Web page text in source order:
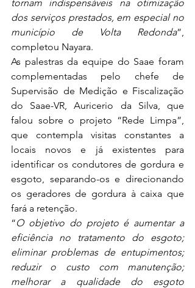
tornam indispensáveis na otimização
dos serviços prestados, em especial no
município de Volta Redonda”,
completou Nayara.
As palestras da equipe do Saae foram
complementadas pelo chefe de
Supervisão de Medição e Fiscalização
do Saae-VR, Auricerio da Silva, que
falou sobre o projeto “Rede Limpa”,
que contempla visitas constantes a
locais novos e já existentes para
identificar os condutores de gordura e
esgoto, separando-os e direcionando
os geradores de gordura à caixa que
fará a retenção.
“O objetivo do projeto é aumentar a
eficiência no tratamento do esgoto;
eliminar problemas de entupimentos;
reduzir o custo com manutenção;
melhorar a qualidade do esgoto